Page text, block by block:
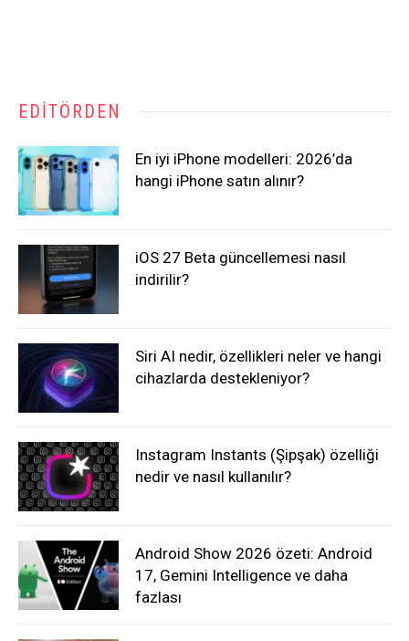
EDITÖRDEN
En iyi iPhone modelleri: 2026’da
hangi iPhone satın alınır?
iOS 27 Beta güncellemesi nasıl
indirilir?
Siri AI nedir, özellikleri neler ve hangi
cihazlarda destekleniyor?
Instagram Instants (Şipşak) özelliği
nedir ve nasıl kullanılır?
Android Show 2026 özeti: Android
17, Gemini Intelligence ve daha
fazlası